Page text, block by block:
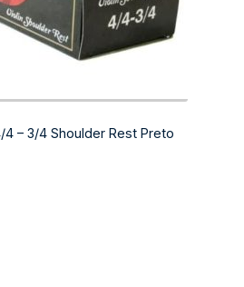
4 – 3/4 Shoulder Rest Preto